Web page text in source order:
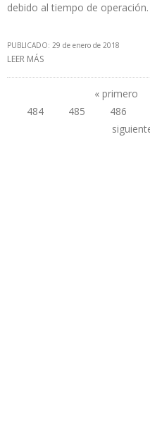
debido al tiempo de operación.
PUBLICADO: 29 de enero de 2018
LEER MÁS
Páginas
« primero
484
485 486